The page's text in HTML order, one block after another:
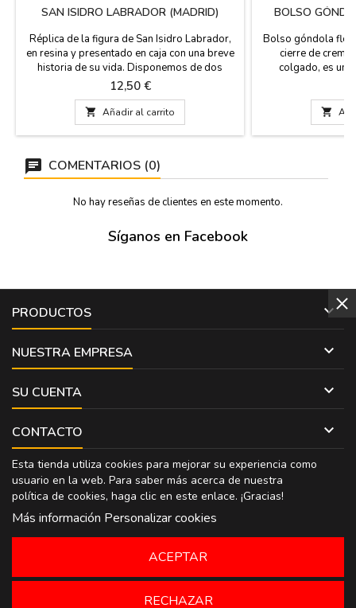
SAN ISIDRO LABRADOR (MADRID)
Réplica de la figura de San Isidro Labrador,
en resina y presentado en caja con una breve
historia de su vida. Disponemos de dos
tamaños. Hecho en España. Medidas: 15 cm
alto en caja de carton 20 x 10 x 7 cm (grande)
11 cm alto en caja de PVC 12 x 5 x 3
cm (pequeño)
Precio
12,50 €
 Añadir al carrito
BOLSO
Bolso góndola
cierre de
colgado, es un
capacidad.
ALTO

COMENTARIOS (0)
No hay reseñas de clientes en este momento.
Síganos en Facebook
PRODUCTOS 
NUESTRA EMPRESA 
SU CUENTA 
CONTACTO 
Esta tienda utiliza cookies para mejorar su experiencia como
usuario en la web. Para saber más acerca de nuestra
política de cookies, haga clic en este enlace. ¡Gracias!
Más información Personalizar cookies
RECHAZAR
ACEPTAR